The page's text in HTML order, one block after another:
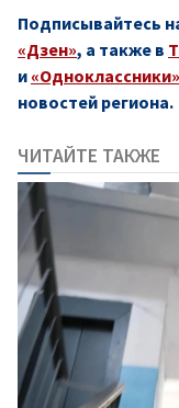
Подписывайтесь
«Дзен», а также в
и «Одноклассники»
новостей региона.
ЧИТАЙТЕ ТАКЖЕ